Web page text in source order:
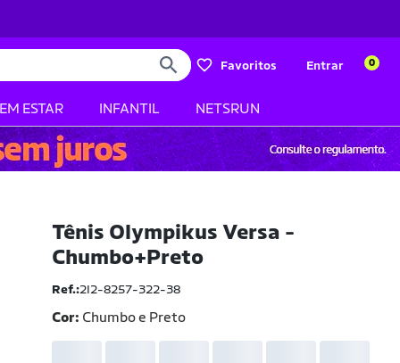
Favoritos Entrar 0
ESTAR INFANTIL NETSRUN
Tênis Olympikus Versa -
Chumbo+Preto
Ref.:2I2-8257-322-38
Cor: Chumbo e Preto